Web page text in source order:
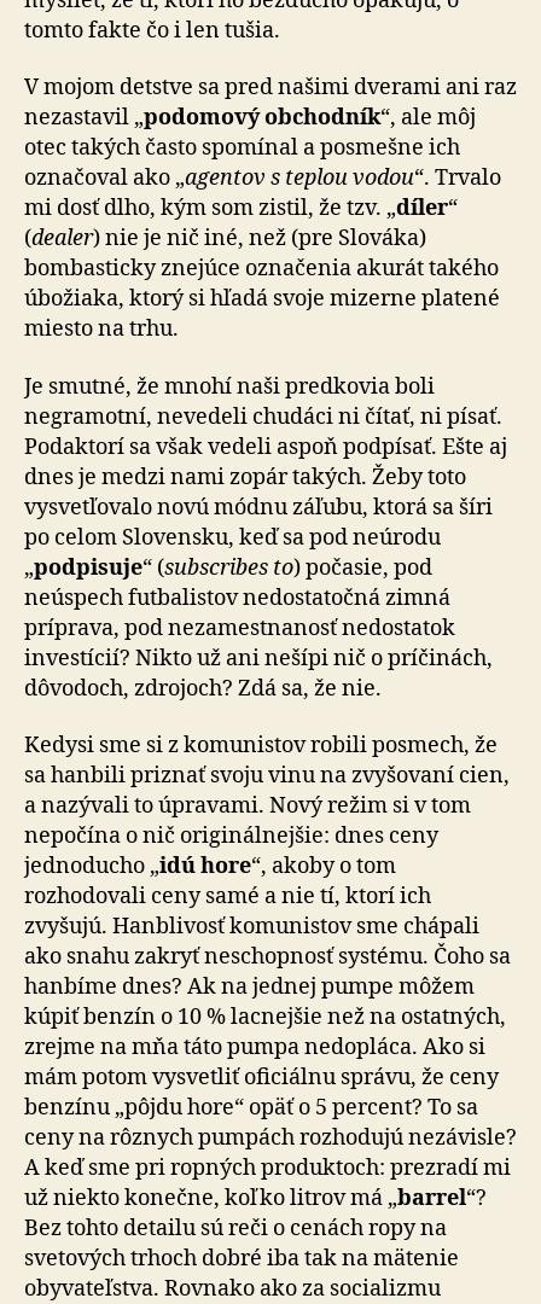
tomto fakte čo i len tušia.
V mojom detstve sa pred našimi dverami ani raz
nezastavil „podomový obchodník“, ale môj
otec takých často spomínal a posmešne ich
označoval ako „agentov s teplou vodou“. Trvalo
mi dosť dlho, kým som zistil, že tzv. „díler“
(dealer) nie je nič iné, než (pre Slováka)
bombasticky znejúce označenia akurát takého
úbožiaka, ktorý si hľadá svoje mizerne platené
miesto na trhu.
Je smutné, že mnohí naši predkovia boli
negramotní, nevedeli chudáci ni čítať, ni písať.
Podaktorí sa však vedeli aspoň podpísať. Ešte aj
dnes je medzi nami zopár takých. Žeby toto
vysvetľovalo novú módnu záľubu, ktorá sa šíri
po celom Slovensku, keď sa pod neúrodu
„podpisuje“ (subscribes to) počasie, pod
neúspech futbalistov nedostatočná zimná
príprava, pod nezamestnanosť nedostatok
investícií? Nikto už ani nešípi nič o príčinách,
dôvodoch, zdrojoch? Zdá sa, že nie.
Kedysi sme si z komunistov robili posmech, že
sa hanbili priznať svoju vinu na zvyšovaní cien,
a nazývali to úpravami. Nový režim si v tom
nepočína o nič originálnejšie: dnes ceny
jednoducho „idú hore“, akoby o tom
rozhodovali ceny samé a nie tí, ktorí ich
zvyšujú. Hanblivosť komunistov sme chápali
ako snahu zakryť neschopnosť systému. Čoho sa
hanbíme dnes? Ak na jednej pumpe môžem
kúpiť benzín o 10 % lacnejšie než na ostatných,
zrejme na mňa táto pumpa nedopláca. Ako si
mám potom vysvetliť oficiálnu správu, že ceny
benzínu „pôjdu hore“ opäť o 5 percent? To sa
ceny na rôznych pumpách rozhodujú nezávisle?
A keď sme pri ropných produktoch: prezradí mi
už niekto konečne, koľko litrov má „barrel“?
Bez tohto detailu sú reči o cenách ropy na
svetových trhoch dobré iba tak na mätenie
obyvateľstva. Rovnako ako za socializmu